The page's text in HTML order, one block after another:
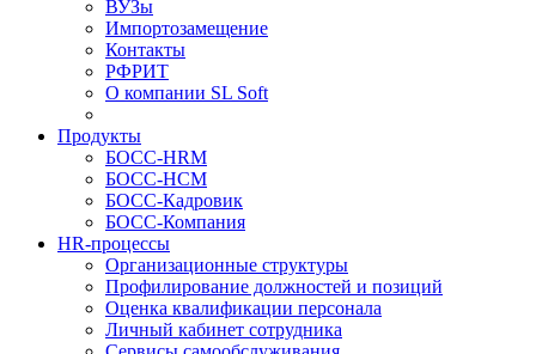
ВУЗы
Импортозамещение
Контакты
РФРИТ
О компании SL Soft
Продукты
БОСС-HRM
БОСС-HCM
БОСС-Кадровик
БОСС-Компания
HR-процессы
Организационные структуры
Профилирование должностей и позиций
Оценка квалификации персонала
Личный кабинет сотрудника